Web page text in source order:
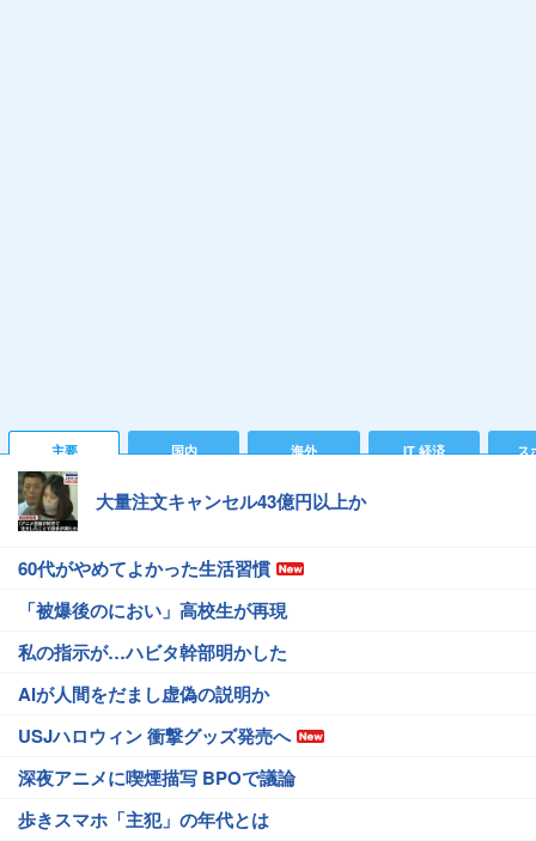
主要 国内 海外 IT 経済 ス
大量注文キャンセル43億円以上か
60代がやめてよかった生活習慣
「被爆後のにおい」高校生が再現
私の指示が…ハビタ幹部明かした
AIが人間をだまし虚偽の説明か
USJハロウィン 衝撃グッズ発売へ
深夜アニメに喫煙描写 BPOで議論
歩きスマホ「主犯」の年代とは